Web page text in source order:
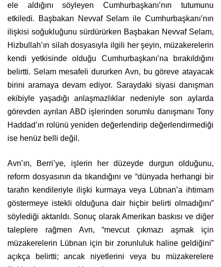
ele aldığını söyleyen Cumhurbaşkanı’nın tutumunu
etkiledi. Başbakan Nevvaf Selam ile Cumhurbaşkanı’nın
ilişkisi soğukluğunu sürdürürken Başbakan Nevvaf Selam,
Hizbullah’ın silah dosyasıyla ilgili her şeyin, müzakerelerin
kendi yetkisinde olduğu Cumhurbaşkanı’na bırakıldığını
belirtti. Selam mesafeli dururken Avn, bu göreve atayacak
birini aramaya devam ediyor. Saraydaki siyasi danışman
ekibiyle yaşadığı anlaşmazlıklar nedeniyle son aylarda
görevden ayrılan ABD işlerinden sorumlu danışmanı Tony
Haddad’ın rolünü yeniden değerlendirip değerlendirmediği
ise henüz belli değil.
Avn’ın, Berri’ye, işlerin her düzeyde durgun olduğunu,
reform dosyasının da tıkandığını ve “dünyada herhangi bir
tarafın kendileriyle ilişki kurmaya veya Lübnan’a ihtimam
göstermeye istekli olduğuna dair hiçbir belirti olmadığını”
söylediği aktarıldı. Sonuç olarak Amerikan baskısı ve diğer
taleplere rağmen Avn, “mevcut çıkmazı aşmak için
müzakerelerin Lübnan için bir zorunluluk haline geldiğini”
açıkça belirtti; ancak niyetlerini veya bu müzakerelere